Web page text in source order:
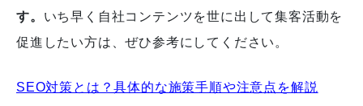
す。 いち早く自社コンテンツを世に出して集客活動を
促進したい方は、ぜひ参考にしてください。
SEO対策とは？具体的な施策手順や注意点を解説